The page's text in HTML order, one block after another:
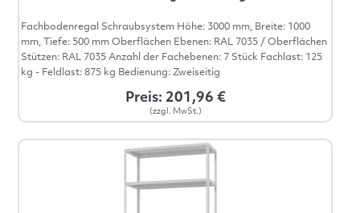
Fachbodenregal Schraubsystem Höhe: 3000 mm, Breite: 1000
mm, Tiefe: 500 mm Oberflächen Ebenen: RAL 7035 / Oberflächen
Stützen: RAL 7035 Anzahl der Fachebenen: 7 Stück Fachlast: 125
kg - Feldlast: 875 kg Bedienung: Zweiseitig
Preis: 201,96 €
(zzgl. MwSt.)